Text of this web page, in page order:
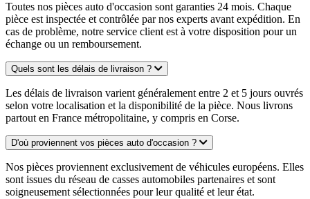
Toutes nos pièces auto d'occasion sont garanties 24 mois. Chaque
pièce est inspectée et contrôlée par nos experts avant expédition. En
cas de problème, notre service client est à votre disposition pour un
échange ou un remboursement.
Quels sont les délais de livraison ?
Les délais de livraison varient généralement entre 2 et 5 jours ouvrés
selon votre localisation et la disponibilité de la pièce. Nous livrons
partout en France métropolitaine, y compris en Corse.
D'où proviennent vos pièces auto d'occasion ?
Nos pièces proviennent exclusivement de véhicules européens. Elles
sont issues du réseau de casses automobiles partenaires et sont
soigneusement sélectionnées pour leur qualité et leur état.